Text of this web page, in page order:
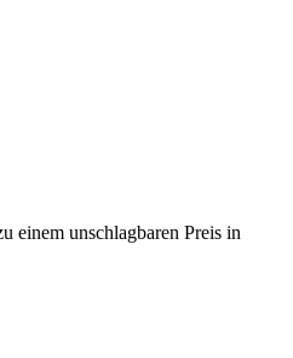
einem unschlagbaren Preis in